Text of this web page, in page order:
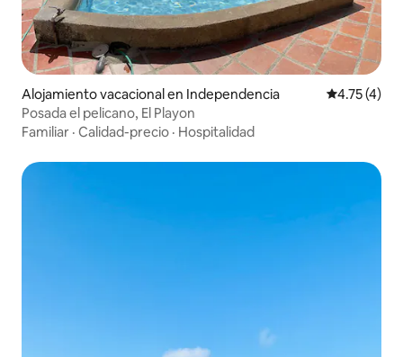
Alojamiento vacacional en Independencia Calificación
4.75 (4)
Posada el pelicano, El Playon
Familiar · Calidad-precio · Hospitalidad